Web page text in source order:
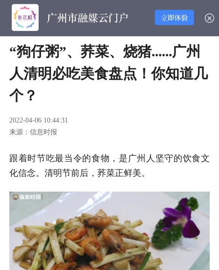
“狗仔粥”、荞菜、烧猪......广州
人清明必吃美食盘点！你知道几
个？
2022-04-06 10:44:31
来源：信息时报
跟着时节吃最当令的食物，是广州人坚守的饮食文
化信念。清明节前后，荞菜正鲜美。